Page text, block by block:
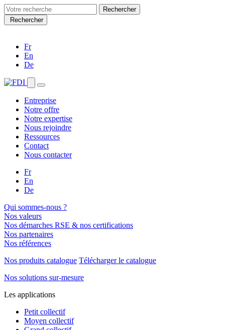
Search
for:Rechercher
Fr
En
De
Entreprise
Notre offre
Notre expertise
Nous rejoindre
Ressources
Contact
Nous contacter
Fr
En
De
Qui sommes-nous ?
Nos valeurs
Nos démarches RSE & nos certifications
Nos partenaires
Nos références
Nos produits catalogue Télécharger le catalogue
Nos solutions sur-mesure
Les applications
Petit collectif
Moyen collectif